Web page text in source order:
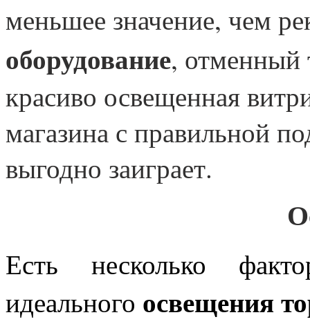
меньшее значение, чем
оборудование, отменный
красиво освещенная
магазина с правильной
выгодно заиграет.
Есть несколько
идеального освещения